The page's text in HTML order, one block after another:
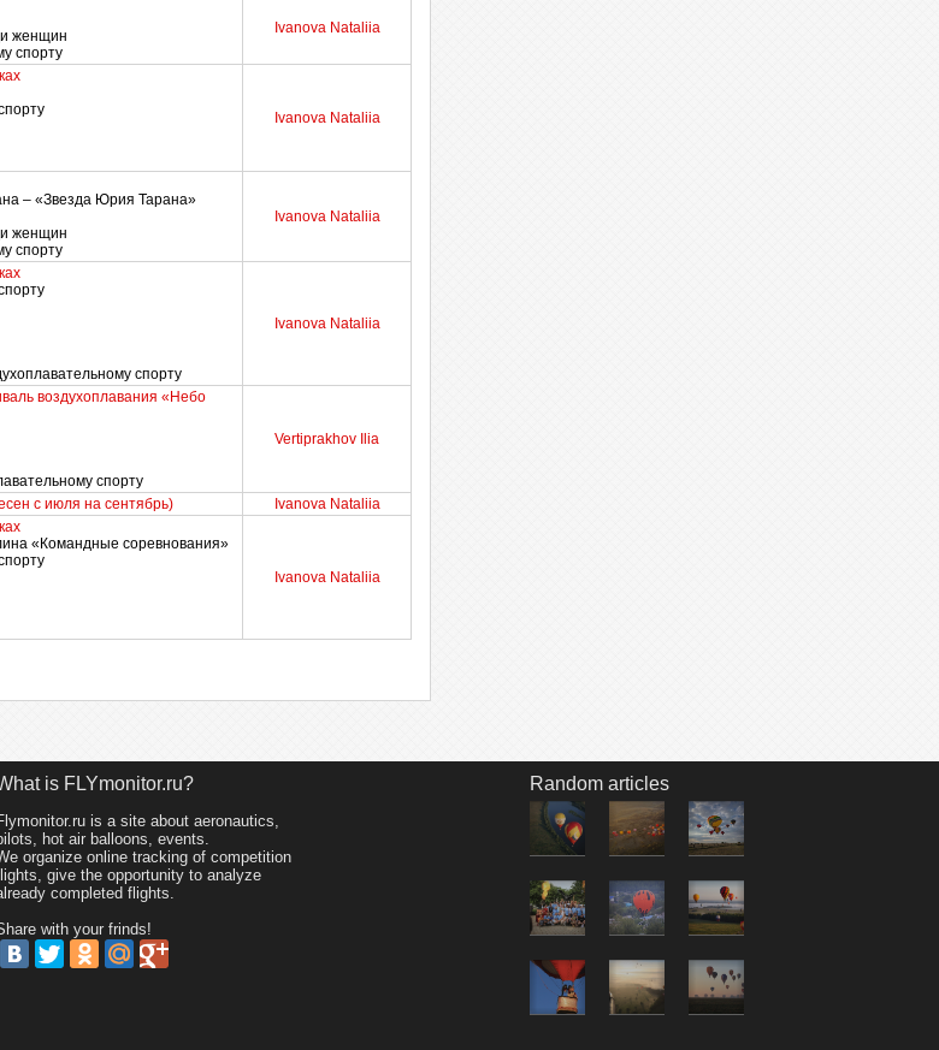
женщин
спорту
Ivanova Nataliia
Ivanova Nataliia
– «Звезда Юрия Тарана»
женщин
спорту
Ivanova Nataliia
спорту
Ivanova Nataliia
воздухоплавания «Небо
спорту
Vertiprakhov Ilia
с июля на сентябрь) Ivanova Nataliia
«Командные соревнования»
Ivanova Nataliia
is FLYmonitor.ru?
is a site about aeronautics,
hot air balloons, events.
organize online tracking of competition
give the opportunity to analyze
completed flights.
with your frinds!
Random articles